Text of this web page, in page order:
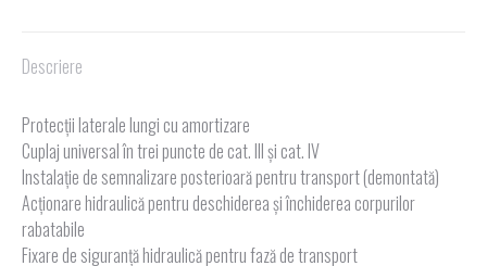
Descriere
Protecţii laterale lungi cu amortizare
Cuplaj universal în trei puncte de cat. III şi cat. IV
Instalaţie de semnalizare posterioară pentru transport (demontată)
Acţionare hidraulică pentru deschiderea şi închiderea corpurilor
rabatabile
Fixare de siguranţă hidraulică pentru fază de transport